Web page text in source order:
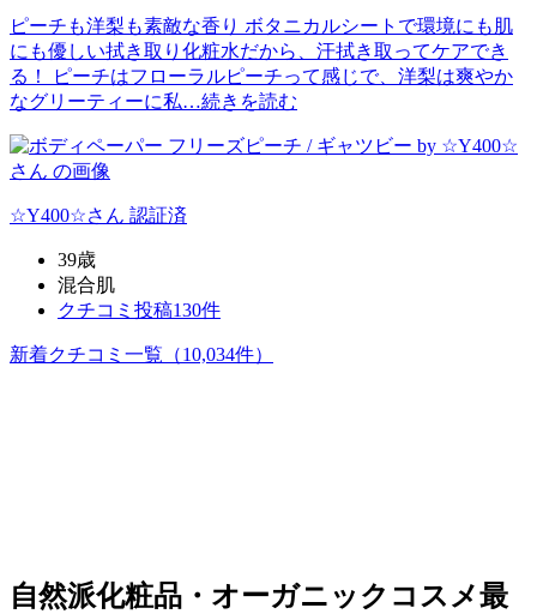
ピーチも洋梨も素敵な香り ボタニカルシートで環境にも肌
にも優しい拭き取り化粧水だから、汗拭き取ってケアでき
る！ ピーチはフローラルピーチって感じで、洋梨は爽やか
なグリーティーに私…続きを読む
☆Y400☆さん 認証済
39歳
混合肌
クチコミ投稿130件
新着クチコミ一覧 （10,034件）
自然派化粧品・オーガニックコスメ最